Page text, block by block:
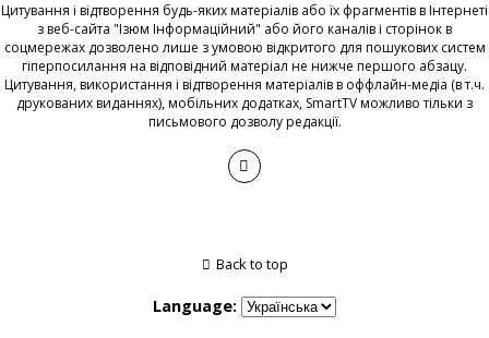
Цитування і відтворення будь-яких матеріалів або їх фрагментів в Інтернеті
з веб-сайта "Ізюм Інформаційний" або його каналів і сторінок в
соцмережах дозволено лише з умовою відкритого для пошукових систем
гіперпосилання на відповідний матеріал не нижче першого абзацу.
Цитування, використання і відтворення матеріалів в оффлайн-медіа (в т.ч.
друкованих виданнях), мобільних додатках, SmartTV можливо тільки з
письмового дозволу редакції.
Back to top
Language: